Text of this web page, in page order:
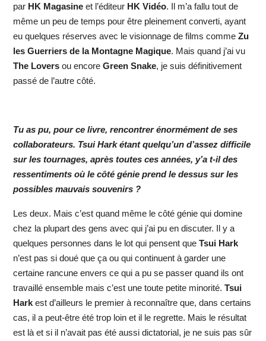
par HK Magasineet l’éditeur HK Vidéo. Il m’a fallu tout de
même un peu de temps pour être pleinement converti, ayant
eu quelques réserves avec le visionnage de films commeZu
les Guerriers de la Montagne Magique. Mais quand j’ai vu
The Loversou encore Green Snake, je suis définitivement
passé de l’autre côté.
Tu as pu, pour ce livre, rencontrer énormément de ses
collaborateurs. Tsui Hark étant quelqu’un d’assez difficile
sur les tournages, après toutes ces années, y’a t-il des
ressentiments où le côté génie prend le dessus sur les
possibles mauvais souvenirs ?
Les deux. Mais c’est quand même le côté génie qui domine
chez la plupart des gens avec qui j’ai pu en discuter. Il y a
quelques personnes dans le lot qui pensent que Tsui Hark
n’est pas si doué que ça ou qui continuent à garder une
certaine rancune envers ce qui a pu se passer quand ils ont
travaillé ensemble mais c’est une toute petite minorité. Tsui
Harkest d’ailleurs le premier à reconnaître que, dans certains
cas, il a peut-être été trop loin et il le regrette. Mais le résultat
est là et si il n’avait pas été aussi dictatorial, je ne suis pas sûr